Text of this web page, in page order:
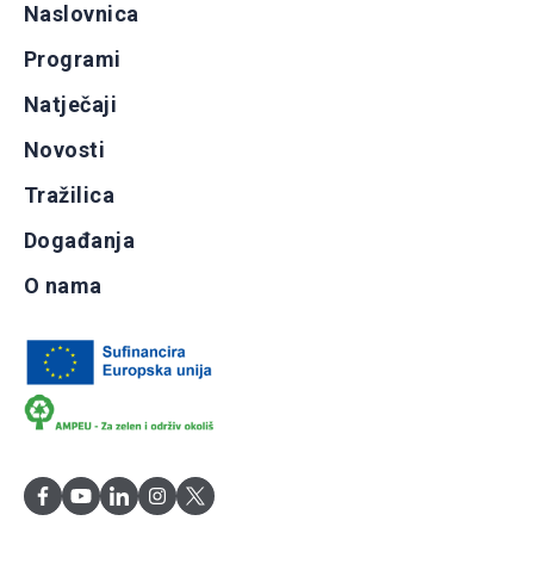
Naslovnica
Programi
Natječaji
Novosti
Tražilica
Događanja
O nama